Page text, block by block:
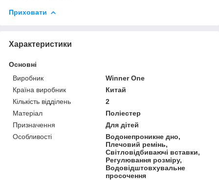
Приховати
Характеристики
Основні
Виробник
Winner One
Країна виробник
Китай
Кількість відділень
2
Матеріал
Поліестер
Призначення
Для дітей
Особливості
Водонепроникне дно,
Плечовий ремінь,
Світловідбиваючі вставки,
Регулювання розміру,
Водовідштовхувальне
просочення